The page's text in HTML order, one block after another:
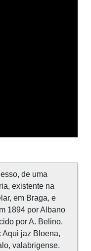
de uma
existente na
em Braga, e
1894 por Albano
por A. Belino.
Aqui jaz Bloena,
valabrigense.